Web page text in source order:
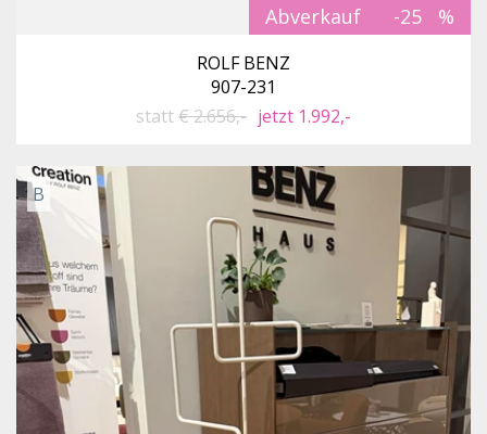
Abverkauf -25
ROLF BENZ
907-231
statt€ 2.656,- jetzt 1.992,-
B